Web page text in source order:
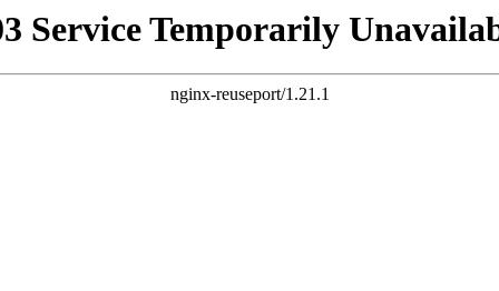
Service Temporarily
nginx-reuseport/1.21.1